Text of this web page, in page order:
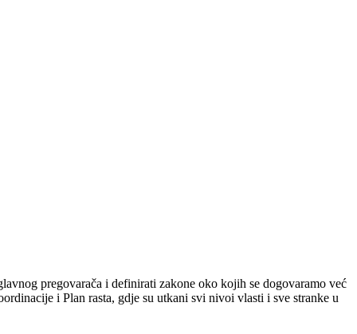
pregovarača i definirati zakone oko kojih se dogovaramo već
i Plan rasta, gdje su utkani svi nivoi vlasti i sve stranke u